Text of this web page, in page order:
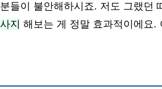
들이 불안해하시죠. 저도 그랬던
지 해보는 게 정말 효과적이에요.